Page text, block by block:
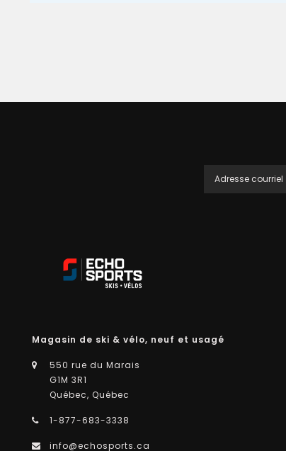
Magasin de ski & vélo, neuf et usagé
550 rue du Marais
G1M 3R1
Québec, Québec
1-877-683-3338
info@echosports.ca